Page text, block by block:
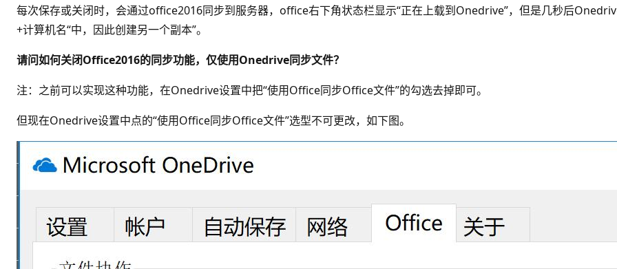
每次保存或关闭时，会通过office2016同步到服务器，office右下角状态栏显示“正在上载到Onedrive”，但是几秒后
+计算机名“中，因此创建另一个副本”。
请问如何关闭Office2016的同步功能，仅使用Onedrive同步文件？
注：之前可以实现这种功能，在Onedrive设置中把“使用Office同步Office文件”的勾选去掉即可。
但现在Onedrive设置中点的“使用Office同步Office文件”选型不可更改，如下图。